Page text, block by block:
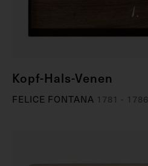
Kopf-Hals-Venen
FELICE FONTANA 1781 - 1786